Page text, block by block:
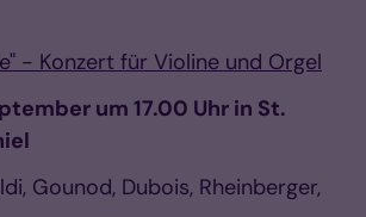
- Konzert für Violine und Orgel
um 17.00 Uhr in St.
Gounod, Dubois, Rheinberger,